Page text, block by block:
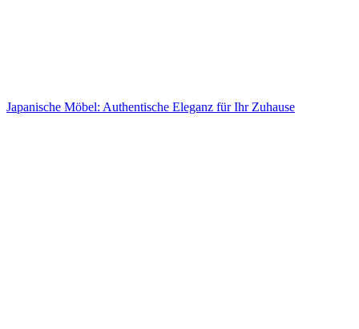
Japanische Möbel: Authentische Eleganz für Ihr Zuhause